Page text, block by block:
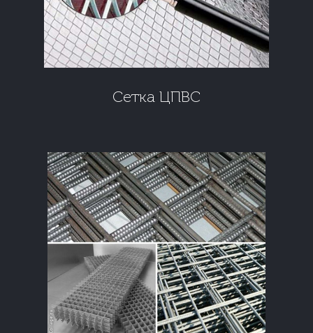
Сетка ЦПВС